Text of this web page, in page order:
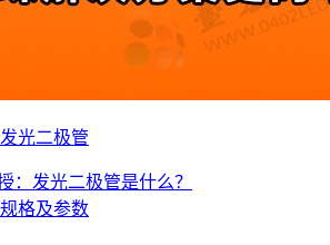
光二极管
：发光二极管是什么？
格及参数